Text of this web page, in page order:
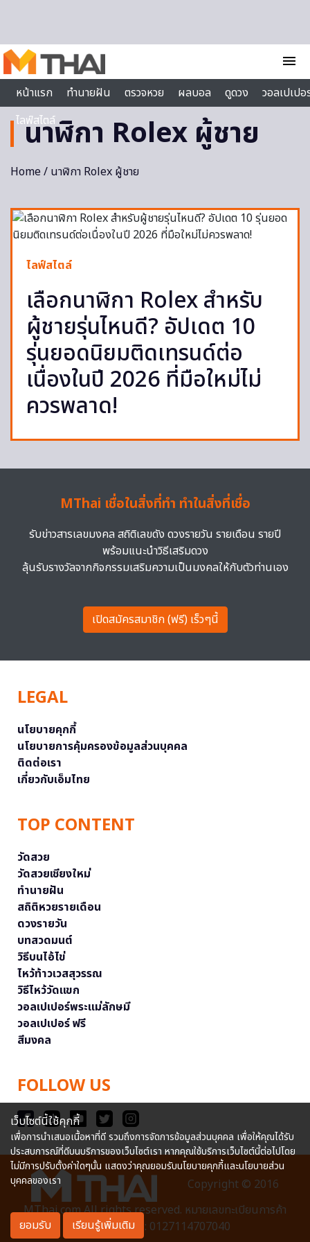
menu
หน้าแรก
ทำนายฝัน ตรวจหวย ผลบอล ดูดวง
วอลเปเป
ไลฟ์สไตล์
นาฬิกา Rolex ผู้ชาย
Home/ นาฬิกา Rolex ผู้ชาย
ไลฟ์สไตล์
เลือกนาฬิกา Rolex สำหรับ
ผู้ชายรุ่นไหนดี? อัปเดต 10
รุ่นยอดนิยมติดเทรนด์ต่อ
เนื่องในปี 2026 ที่มือใหม่ไม่
ควรพลาด!
MThai เชื่อในสิ่งที่ทำ ทำในสิ่งที่เชื่อ
รับข่าวสารเลขมงคล สถิติเลขดัง ดวงรายวัน รายเดือน รายปี
พร้อมแนะนำวิธีเสริมดวง
ลุ้นรับรางวัลจากกิจกรรมเสริมความเป็นมงคลให้กับตัวท่านเอง
เปิดสมัครสมาชิก (ฟรี) เร็วๆนี้
LEGAL
นโยบายคุกกี้
นโยบายการคุ้มครองข้อมูลส่วนบุคคล
ติดต่อเรา
เกี่ยวกับเอ็มไทย
TOP CONTENT
วัดสวย
วัดสวยเชียงใหม่
ทำนายฝัน
สถิติหวยรายเดือน
ดวงรายวัน
บทสวดมนต์
วิธีบนไอ้ไข่
ไหว้ท้าวเวสสุวรรณ
วิธีไหว้วัดแขก
วอลเปเปอร์พระแม่ลักษมี
วอลเปเปอร์ ฟรี
สีมงคล
FOLLOW US
Copyright © 2016
MThai.com All rights reserved. หมายเลขทะเบียนการค้า
อิเล็กทรอนิกส์ : 0127114707040
เว็บไซต์นี้ใช้คุกกี้
เพื่อการนำเสนอเนื้อหาที่ดี รวมถึงการจัดการข้อมูลส่วนบุคคล เพื่อให้คุณได้รับ
ประสบการณ์ที่ดีบนบริการของเว็บไซต์เรา หากคุณใช้บริการเว็บไซต์นี้ต่อไปโดย
ไม่มีการปรับตั้งค่าใดๆนั้น แสดงว่าคุณยอมรับนโยบายคุกกี้และนโยบายส่วน
บุคคลของเรา
ยอมรับ เรียนรู้เพิ่มเติม